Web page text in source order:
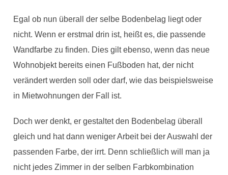
Egal ob nun überall der selbe Bodenbelag liegt oder
nicht. Wenn er erstmal drin ist, heißt es, die passende
Wandfarbe zu finden. Dies gilt ebenso, wenn das neue
Wohnobjekt bereits einen Fußboden hat, der nicht
verändert werden soll oder darf, wie das beispielsweise
in Mietwohnungen der Fall ist.
Doch wer denkt, er gestaltet den Bodenbelag überall
gleich und hat dann weniger Arbeit bei der Auswahl der
passenden Farbe, der irrt. Denn schließlich will man ja
nicht jedes Zimmer in der selben Farbkombination